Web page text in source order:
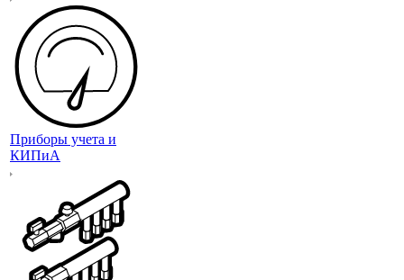
Приборы учета и
КИПиА